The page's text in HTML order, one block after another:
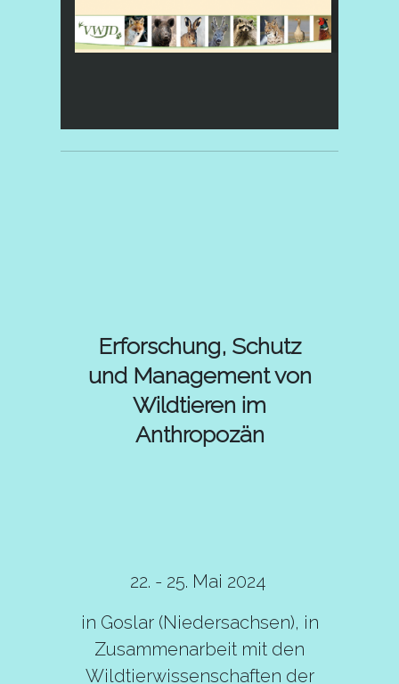
Erforschung, Schutz
und Management von
Wildtieren im
Anthropozän
22. - 25. Mai 2024
in Goslar (Niedersachsen), in
Zusammenarbeit mit den
Wildtierwissenschaften der